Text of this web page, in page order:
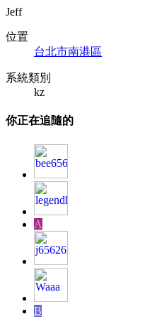
Jeff
位置
台北市南港區
系統類別
kz
你正在追隨的
A
B